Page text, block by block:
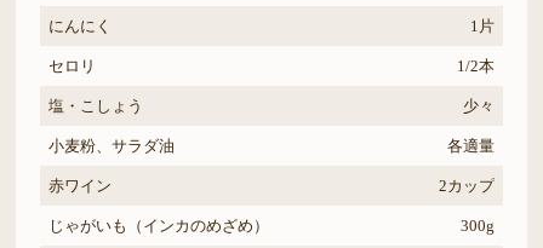
にんにく 1片
セロリ 1/2本
塩・こしょう 少々
小麦粉、サラダ油 各適量
赤ワイン 2カップ
じゃがいも（インカのめざめ） 300g